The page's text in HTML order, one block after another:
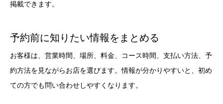
掲載できます。
予約前に知りたい情報をまとめる
お客様は、営業時間、場所、料金、コース時間、支払い方法、予
約方法を見ながらお店を選びます。情報が分かりやすいと、初め
ての方でも問い合わせしやすくなります。